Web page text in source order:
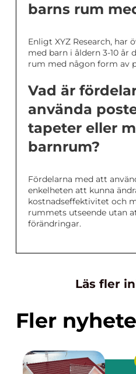
barns rum
Enligt XYZ Research, har
med barn i åldern 3-10 år
rum med någon form av
Vad är
använda
tapeter eller
barnrum?
Fördelarna med att
enkelheten att kunna
kostnadseffektivitet och
rummets utseende utan
förändringar.
Läs fler
Fler